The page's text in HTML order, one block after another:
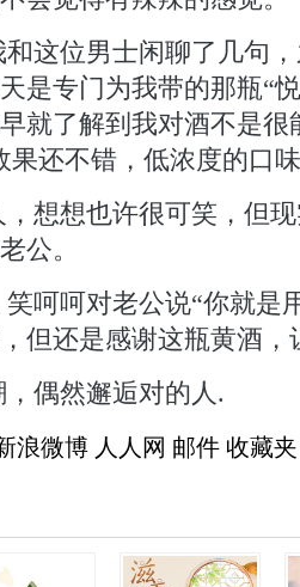
这位男士闲聊了几句
是专门为我带的那瓶“
就了解到我对酒不是很
果还不错，低浓度的口
想想也许很可笑，但
公。
呵呵对老公说“你就是
但还是感谢这瓶黄酒，
偶然邂逅对的人.
浪微博 人人网 邮件 收藏夹